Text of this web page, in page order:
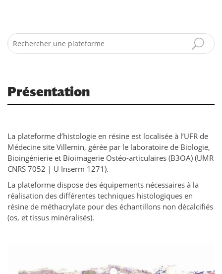
Search
Présentation
La plateforme d’histologie en résine est localisée à l’UFR de
Médecine site Villemin, gérée par le laboratoire de Biologie,
Bioingénierie et Bioimagerie Ostéo-articulaires (B3OA) (UMR
CNRS 7052 | U Inserm 1271).
La plateforme dispose des équipements nécessaires à la
réalisation des différentes techniques histologiques en
résine de méthacrylate pour des échantillons non décalcifiés
(os, et tissus minéralisés).